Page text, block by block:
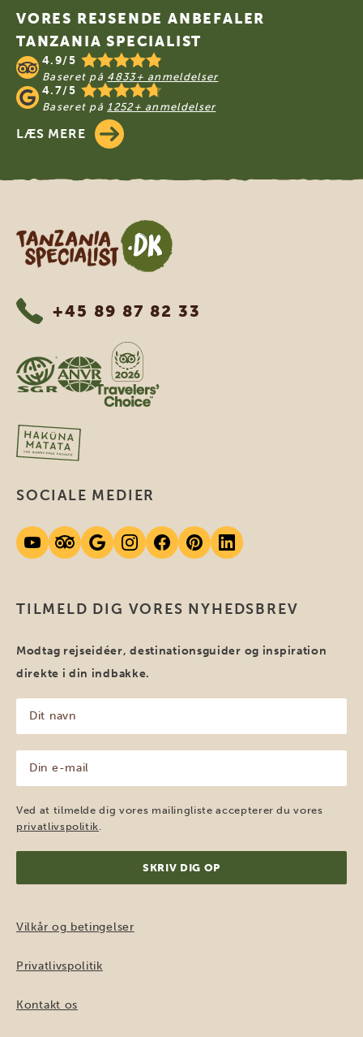
VORES REJSENDE ANBEFALER
TANZANIA SPECIALIST
4.9/5
Baseret på 4833+ anmeldelser
4.7/5
Baseret på 1252+ anmeldelser
LÆS MERE
Tanzania Specialist
+45 89 87 82 33
TILMELD DIG VORES NYHEDSBREV
Modtag rejseidéer, destinationsguider og inspiration
direkte i din indbakke.
navn
(Påkrævet)
mail
(Påkrævet)
Ved at tilmelde dig vores mailingliste accepterer du vores
privatlivspolitik
SOCIALE MEDIER
Vilkår og betingelser
Privatlivspolitik
Kontakt os